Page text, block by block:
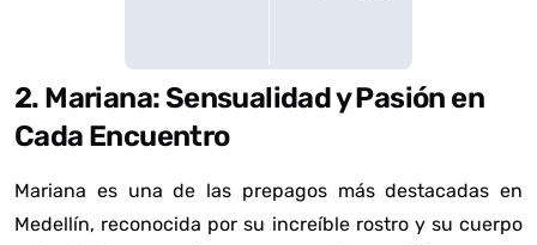
2. Mariana: Sensualidad y Pasión en
Cada Encuentro
Mariana es una de las prepagos más destacadas en
Medellín, reconocida por su increíble rostro y su cuerpo